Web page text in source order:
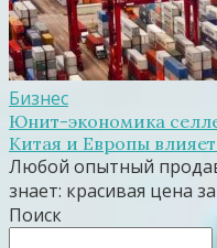
Бизнес
Юнит-экономика
Китая и Европы
Любой опытный
знает: красивая цена
Поиск